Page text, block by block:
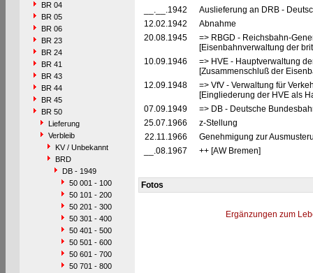
BR 04
BR 05
BR 06
BR 23
BR 24
BR 41
BR 43
BR 44
BR 45
BR 50
Lieferung
Verbleib
KV / Unbekannt
BRD
DB - 1949
50 001 - 100
50 101 - 200
50 201 - 300
50 301 - 400
50 401 - 500
50 501 - 600
50 601 - 700
50 701 - 800
__.__.1942
Auslieferung an DRB -
12.02.1942
Abnahme
20.08.1945
=> RBGD - Reichsbahn-
[Eisenbahnverwaltung der
10.09.1946
=> HVE - Hauptverwaltung
[Zusammenschluß der
12.09.1948
=> VfV - Verwaltung für
[Eingliederung der HVE als
07.09.1949
=> DB - Deutsche
25.07.1966
z-Stellung
22.11.1966
Genehmigung zur
__.08.1967
++ [AW Bremen]
Fotos
Ergänzungen zum